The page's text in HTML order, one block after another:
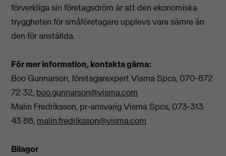
förverkliga sin företagsdröm är att den ekonomiska
tryggheten för småföretagare upplevs vara sämre än
den för anställda.
För mer information, kontakta gärna:
Boo Gunnarson, företagarexpert Visma Spcs, 070-872
72 32, boo.gunnarson@visma.com
Malin Fredriksson, pr-ansvarig Visma Spcs, 073-313
43 88, malin.fredriksson@visma.com
Bilagor